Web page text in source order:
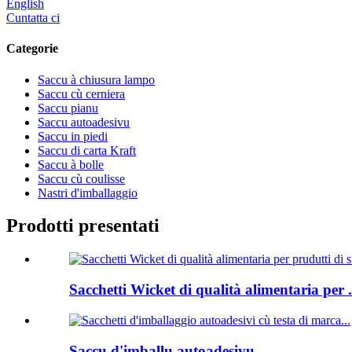
English
Cuntatta ci
Categorie
Saccu à chiusura lampo
Saccu cù cerniera
Saccu pianu
Saccu autoadesivu
Saccu in piedi
Saccu di carta Kraft
Saccu à bolle
Saccu cù coulisse
Nastri d'imballaggio
Prodotti presentati
Sacchetti Wicket di qualità alimentaria per